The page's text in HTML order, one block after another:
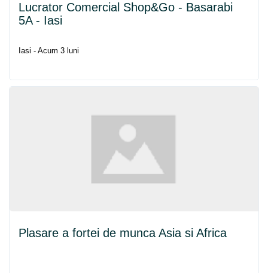
Lucrator Comercial Shop&Go - Basarabi
5A - Iasi
Iasi - Acum 3 luni
Plasare a fortei de munca Asia si Africa